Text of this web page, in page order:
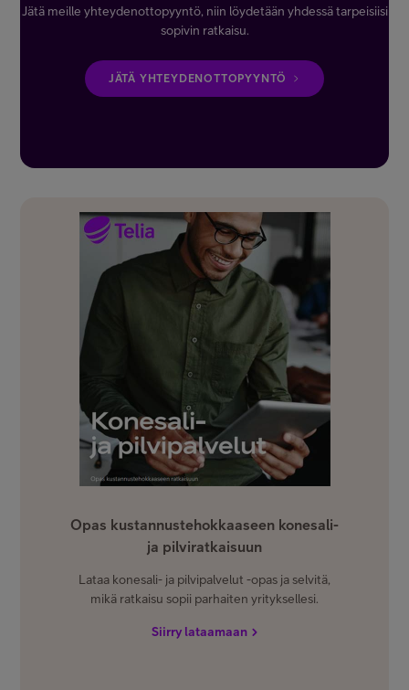
Jätä meille yhteydenottopyyntö, niin löydetään yhdessä tarpeisiisi
sopivin ratkaisu.
JÄTÄ YHTEYDENOTTOPYYNTÖ
Opas kustannustehokkaaseen konesali-
ja pilviratkaisuun
Lataa konesali- ja pilvipalvelut -opas ja selvitä,
mikä ratkaisu sopii parhaiten yrityksellesi.
Siirry lataamaan